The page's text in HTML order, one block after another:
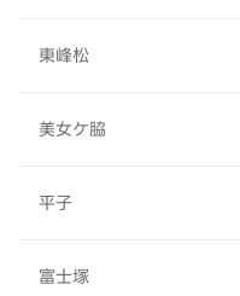
東峰松
美女ケ脇
平子
富士塚